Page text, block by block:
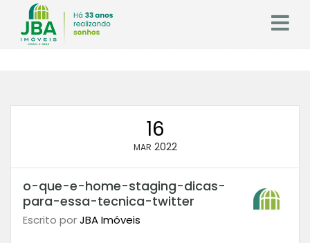
16
MAR 2022
o-que-e-home-staging-dicas-
para-essa-tecnica-twitter
Escrito porJBA Imóveis